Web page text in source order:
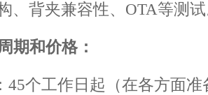
、背夹兼容性、OTA等测
期和价格：
45个工作日起（在各方面